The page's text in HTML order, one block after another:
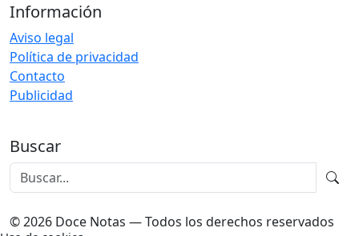
Información
Aviso legal
Política de privacidad
Contacto
Publicidad
Buscar
© 2026 Doce Notas — Todos los derechos reservados